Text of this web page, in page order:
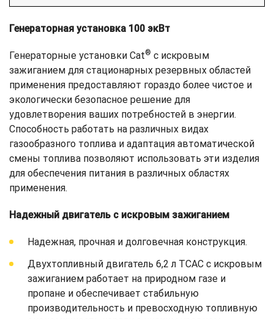
Генераторная установка 100 экВт
Генераторные установки Cat® с искровым
зажиганием для стационарных резервных областей
применения предоставляют гораздо более чистое и
экологически безопасное решение для
удовлетворения ваших потребностей в энергии.
Способность работать на различных видах
газообразного топлива и адаптация автоматической
смены топлива позволяют использовать эти изделия
для обеспечения питания в различных областях
применения.
Надежный двигатель с искровым зажиганием
Надежная, прочная и долговечная конструкция.
Двухтопливный двигатель 6,2 л TCAC с искровым
зажиганием работает на природном газе и
пропане и обеспечивает стабильную
производительность и превосходную топливную